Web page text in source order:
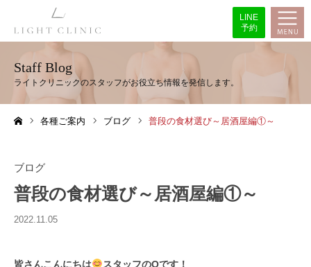
LINE
予約
Staff Blog
各種ご案内 ブログ 普段の食材選び～居酒屋編①～
ブログ
普段の食材選び～居酒屋編①～
2022.11.05
皆さんこんにちは
スタッフのOです！